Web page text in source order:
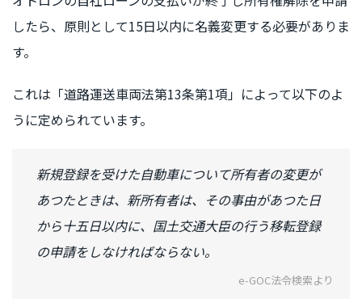
したら、原則として15日以内に名義変更する必要がありま
す。
これは「道路運送車両法第13条第1項」によって以下のよ
うに定められています。
新規登録を受けた自動車について所有者の変更が
あつたときは、新所有者は、その事由があつた日
から十五日以内に、国土交通大臣の行う移転登録
の申請をしなければならない。
e-GOC法令検索より